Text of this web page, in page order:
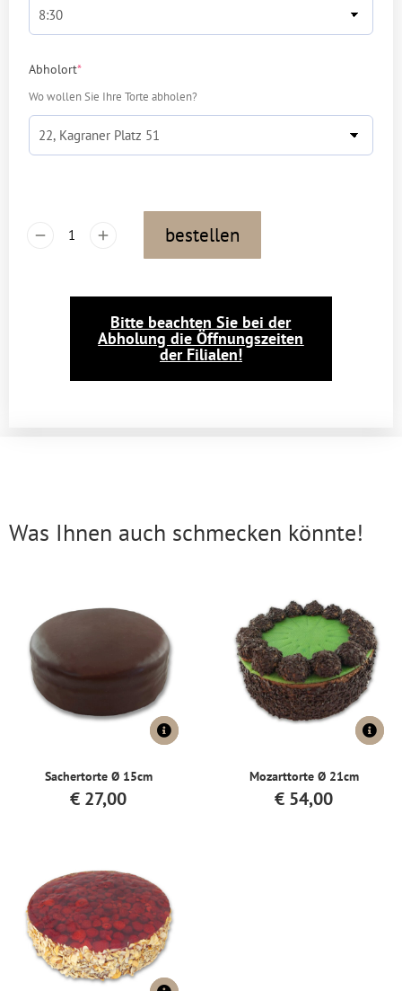
Abholort*
Wo wollen Sie Ihre Torte abholen?
bestellen
Bitte beachten Sie bei der
Abholung die Öffnungszeiten
der Filialen!
Was Ihnen auch schmecken könnte!
Sachertorte Ø 15cm
€ 27,00
Mozarttorte Ø 21cm
€ 54,00